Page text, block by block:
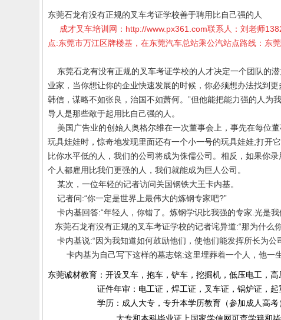
东莞石龙有没有正规的叉车考证学校善于聘用比自己强的人
成才叉车培训网： http://www.px361.com联系人：刘老师
点:东莞市万江区牌楼基，在东莞汽车总站乘公汽站点路线：东
东莞石龙有没有正规的叉车考证学校的人才决定一个团队的
业家，当你想让你的企业快速发展的时候，你必须想办法找到
韩信，谋略不如张良，治国不如萧何。”但他能把能力强的人为
导人是那些敢于起用比自己强的人。
美国广告业的创始人奥格尔维在一次董事会上，事先在每位
玩具娃娃时，惊奇地发现里面还有一个小一号的玩具娃娃;打开
比你水平低的人，我们的公司将成为侏儒公司。相反，如果你
个人都雇用比我们更强的人，我们就能成为巨人公司。
某次，一位年轻的记者访问关国钢铁大王卡内基。
记者问:“你一定是世界上最伟大的炼钢专家吧?”
卡内基回答:“年轻人，你错了。炼钢学识比我强的专家 光是我
东莞石龙有没有正规的叉车考证学校的记者诧异道:“那为什么
卡内基说:“因为我知道如何鼓励他们，使他们能发挥所长为公
卡内基为自己写下这样的墓志铭:这里埋葬着一个人，他一
东莞诚材教育：开设叉车，抱车，铲车，挖掘机，低压电工，
证件年审：电工证，焊工证，叉车证，锅炉证，起重
学历：成人大专，专升本学历教育（参加成人高考），